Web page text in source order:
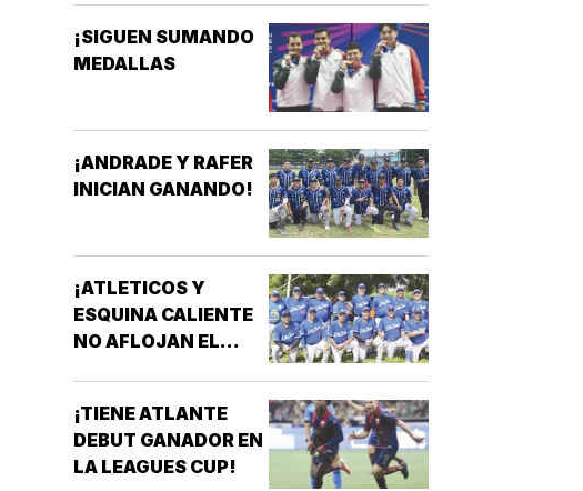
¡SIGUEN SUMANDO
MEDALLAS
¡ANDRADE Y RAFER
INICIAN GANANDO!
¡ATLETICOS Y
ESQUINA CALIENTE
NO AFLOJAN EL
¡TIENE ATLANTE
DEBUT GANADOR EN
LA LEAGUES CUP!